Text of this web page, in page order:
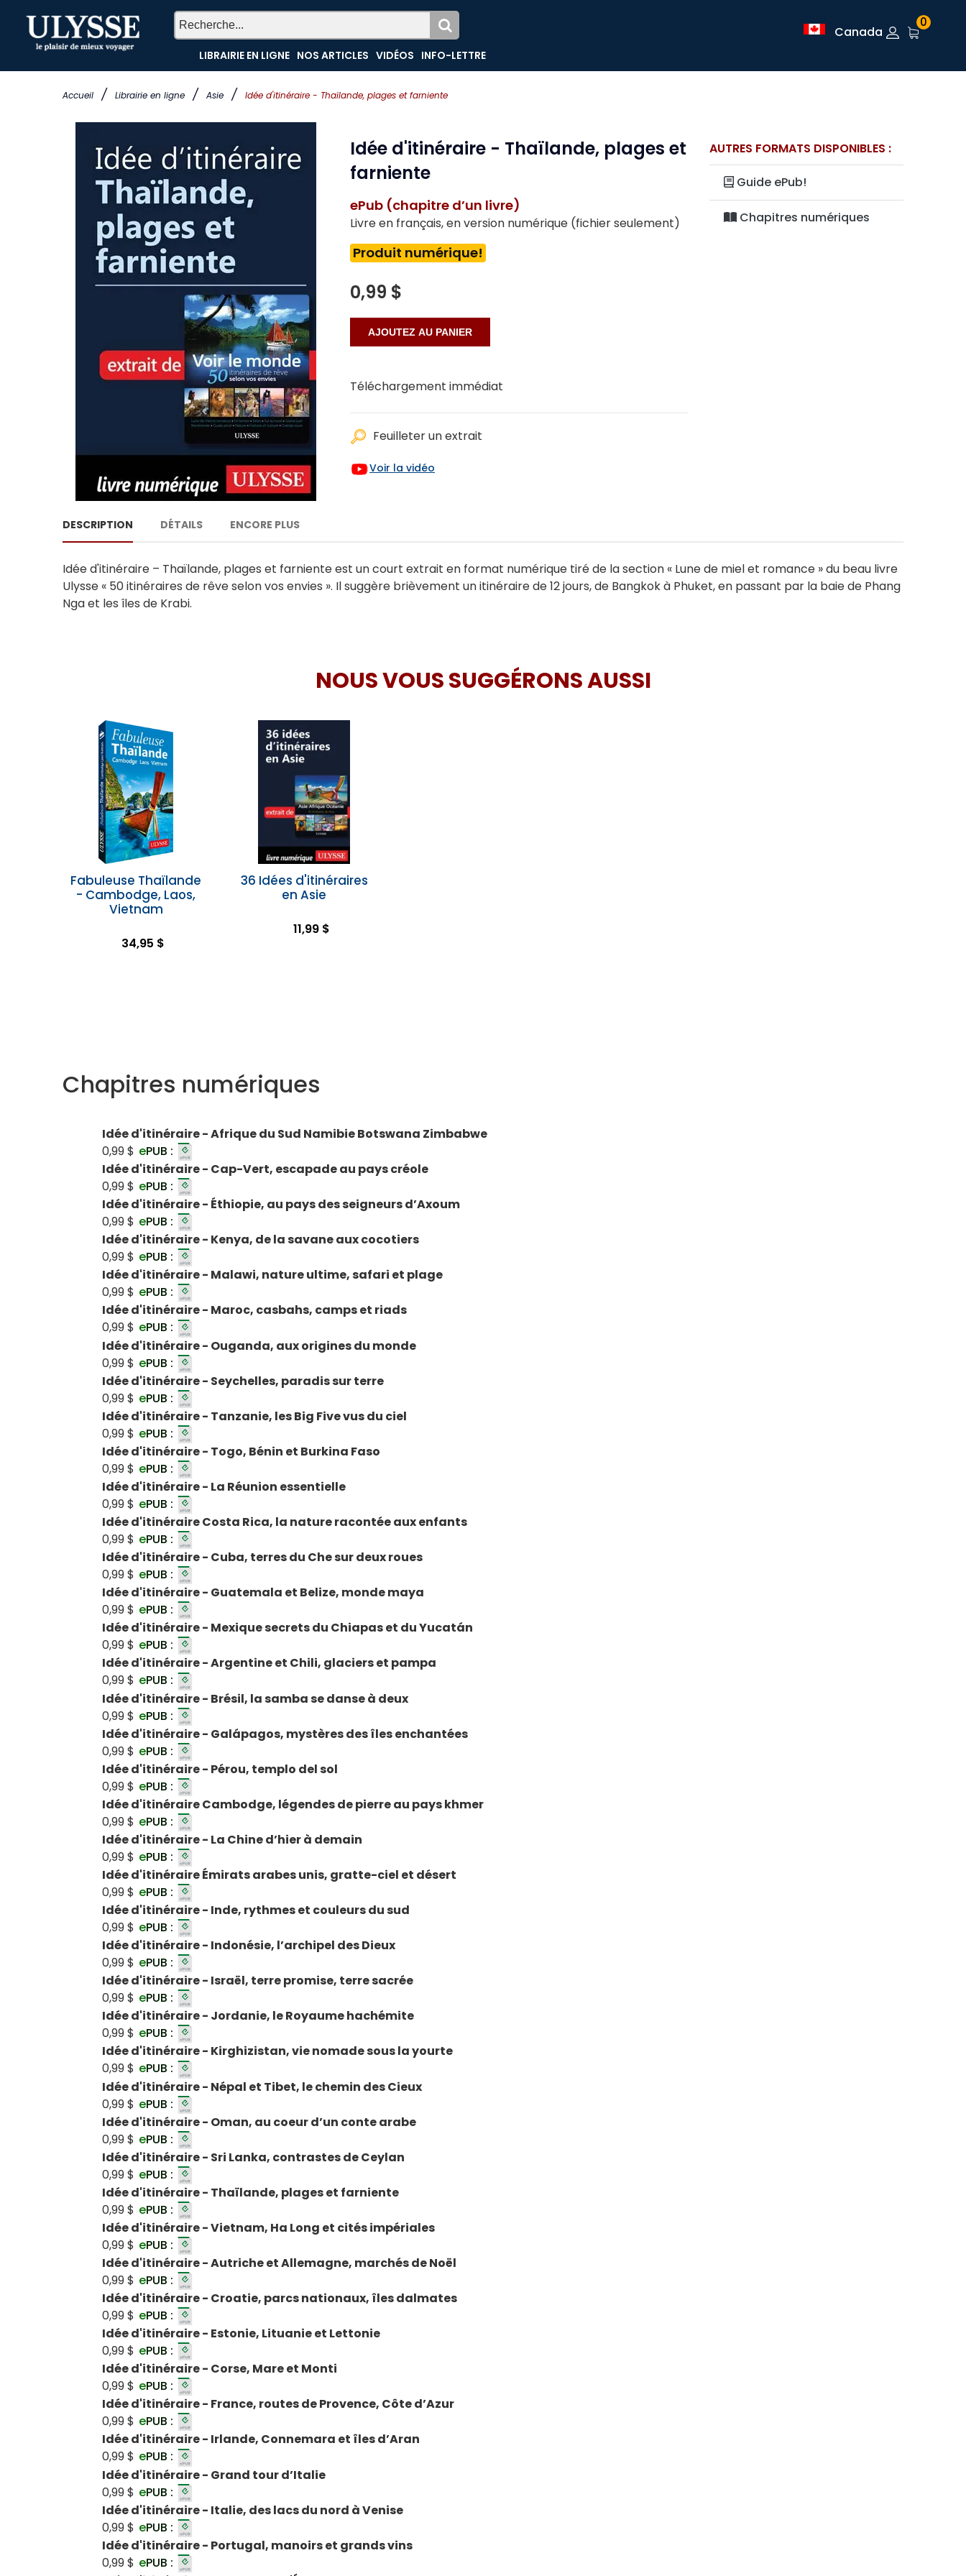
Accueil / Librairie en ligne / Asie / Idée d'itinéraire - Thaïlande, plages et farniente
LIBRAIRIE EN LIGNE NOS ARTICLES VIDÉOS INFO-LETTRE
Canada
0
Idée d'itinéraire - Thaïlande, plages et
farniente
ePub (chapitre d’un livre)
Livre en français, en version numérique (fichier seulement)
Produit numérique!
0,99 $
Téléchargement immédiat
Feuilleter un extrait
Voir la vidéo
AUTRES FORMATS DISPONIBLES :
Guide ePub!
Chapitres numériques
DESCRIPTION DÉTAILS ENCORE PLUS
Idée d'itinéraire – Thaïlande, plages et farniente est un court extrait en format numérique tiré de la section « Lune de miel et romance » du beau livre
Ulysse « 50 itinéraires de rêve selon vos envies ». Il suggère brièvement un itinéraire de 12 jours, de Bangkok à Phuket, en passant par la baie de Phang
Nga et les îles de Krabi.
NOUS VOUS SUGGÉRONS AUSSI
Fabuleuse Thaïlande
- Cambodge, Laos,
Vietnam
34,95 $
36 Idées d'itinéraires
en Asie
11,99 $
Chapitres numériques
Idée d'itinéraire - Afrique du Sud Namibie Botswana Zimbabwe
0,99 $ ePUB :
Idée d'itinéraire - Cap-Vert, escapade au pays créole
0,99 $ ePUB :
Idée d'itinéraire - Éthiopie, au pays des seigneurs d’Axoum
0,99 $ ePUB :
Idée d'itinéraire - Kenya, de la savane aux cocotiers
0,99 $ ePUB :
Idée d'itinéraire - Malawi, nature ultime, safari et plage
0,99 $ ePUB :
Idée d'itinéraire - Maroc, casbahs, camps et riads
0,99 $ ePUB :
Idée d'itinéraire - Ouganda, aux origines du monde
0,99 $ ePUB :
Idée d'itinéraire - Seychelles, paradis sur terre
0,99 $ ePUB :
Idée d'itinéraire - Tanzanie, les Big Five vus du ciel
0,99 $ ePUB :
Idée d'itinéraire - Togo, Bénin et Burkina Faso
0,99 $ ePUB :
Idée d'itinéraire - La Réunion essentielle
0,99 $ ePUB :
Idée d'itinéraire Costa Rica, la nature racontée aux enfants
0,99 $ ePUB :
Idée d'itinéraire - Cuba, terres du Che sur deux roues
0,99 $ ePUB :
Idée d'itinéraire - Guatemala et Belize, monde maya
0,99 $ ePUB :
Idée d'itinéraire - Mexique secrets du Chiapas et du Yucatán
0,99 $ ePUB :
Idée d'itinéraire - Argentine et Chili, glaciers et pampa
0,99 $ ePUB :
Idée d'itinéraire - Brésil, la samba se danse à deux
0,99 $ ePUB :
Idée d'itinéraire - Galápagos, mystères des îles enchantées
0,99 $ ePUB :
Idée d'itinéraire - Pérou, templo del sol
0,99 $ ePUB :
Idée d'itinéraire Cambodge, légendes de pierre au pays khmer
0,99 $ ePUB :
Idée d'itinéraire - La Chine d’hier à demain
0,99 $ ePUB :
Idée d'itinéraire Émirats arabes unis, gratte-ciel et désert
0,99 $ ePUB :
Idée d'itinéraire - Inde, rythmes et couleurs du sud
0,99 $ ePUB :
Idée d'itinéraire - Indonésie, l’archipel des Dieux
0,99 $ ePUB :
Idée d'itinéraire - Israël, terre promise, terre sacrée
0,99 $ ePUB :
Idée d'itinéraire - Jordanie, le Royaume hachémite
0,99 $ ePUB :
Idée d'itinéraire - Kirghizistan, vie nomade sous la yourte
0,99 $ ePUB :
Idée d'itinéraire - Népal et Tibet, le chemin des Cieux
0,99 $ ePUB :
Idée d'itinéraire - Oman, au coeur d’un conte arabe
0,99 $ ePUB :
Idée d'itinéraire - Sri Lanka, contrastes de Ceylan
0,99 $ ePUB :
Idée d'itinéraire - Thaïlande, plages et farniente
0,99 $ ePUB :
Idée d'itinéraire - Vietnam, Ha Long et cités impériales
0,99 $ ePUB :
Idée d'itinéraire - Autriche et Allemagne, marchés de Noël
0,99 $ ePUB :
Idée d'itinéraire - Croatie, parcs nationaux, îles dalmates
0,99 $ ePUB :
Idée d'itinéraire - Estonie, Lituanie et Lettonie
0,99 $ ePUB :
Idée d'itinéraire - Corse, Mare et Monti
0,99 $ ePUB :
Idée d'itinéraire - France, routes de Provence, Côte d’Azur
0,99 $ ePUB :
Idée d'itinéraire - Irlande, Connemara et îles d’Aran
0,99 $ ePUB :
Idée d'itinéraire - Grand tour d’Italie
0,99 $ ePUB :
Idée d'itinéraire - Italie, des lacs du nord à Venise
0,99 $ ePUB :
Idée d'itinéraire - Portugal, manoirs et grands vins
0,99 $ ePUB :